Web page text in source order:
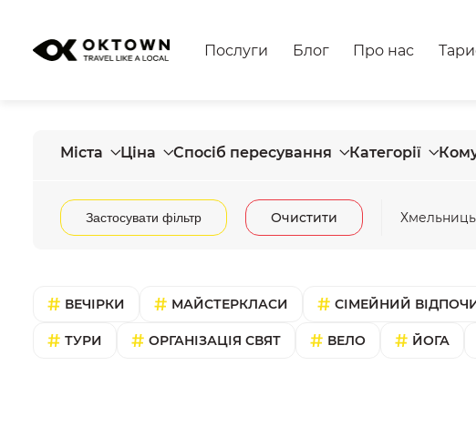
Послуги Блог Про нас
Міста Ціна Спосіб пересування Категорії
Застосувати фільтр Очистити
ВЕЧІРКИ МАЙСТЕРКЛАСИ СІМЕЙНИЙ
ТУРИ ОРГАНІЗАЦІЯ СВЯТ ВЕЛО ЙОГА